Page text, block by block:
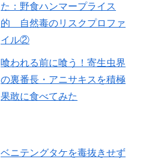
た：野食ハンマープライス
的 自然毒のリスクプロファ
イル②
喰われる前に喰う！寄生虫界
の裏番長・アニサキスを積極
果敢に食べてみた
ベニテングタケを毒抜きせず